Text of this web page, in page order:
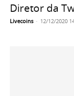
Diretor da
Livecoins - 12/12/2020